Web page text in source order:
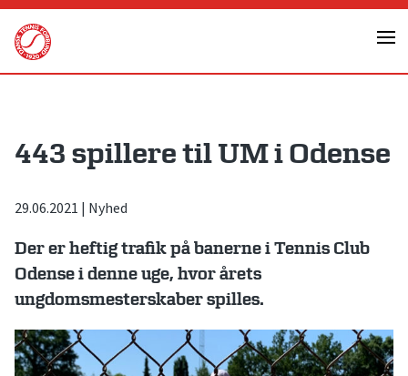
Skip
content
443 spillere til UM i Odense
29.06.2021 | Nyhed
Der er heftig trafik på banerne i Tennis Club
Odense i denne uge, hvor årets
ungdomsmesterskaber spilles.